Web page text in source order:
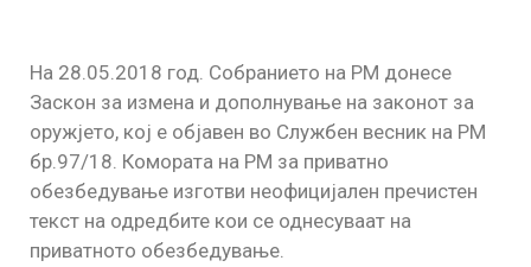
На 28.05.2018 год. Собранието на РM донесе
Заскон за измена и дополнување на законот за
оружјето, кој е објавен во Службен весник на РМ
бр.97/18. Комората на РМ за приватно
обезбедување изготви неофицијален пречистен
текст на одредбите кои се однесуваат на
приватното обезбедување.